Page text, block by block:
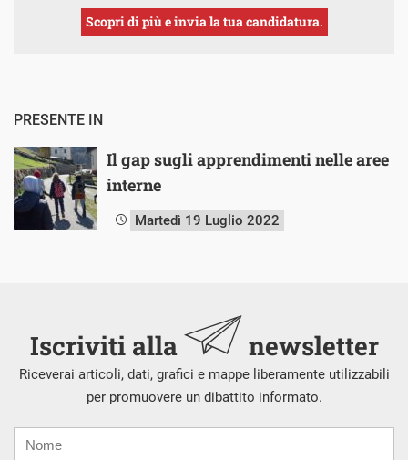
Scopri di più e invia la tua candidatura.
PRESENTE IN
Il gap sugli apprendimenti nelle aree
interne
Martedì 19 Luglio 2022
Iscriviti alla newsletter
Riceverai articoli, dati, grafici e mappe liberamente utilizzabili
per promuovere un dibattito informato.
mail